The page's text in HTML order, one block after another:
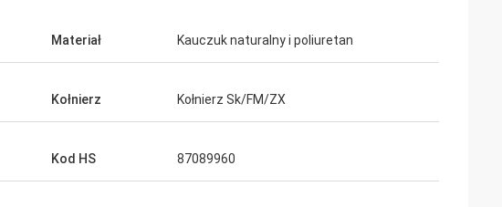
Materiał Kauczuk naturalny i poliuretan
Kołnierz Kołnierz Sk/FM/ZX
Kod HS 87089960